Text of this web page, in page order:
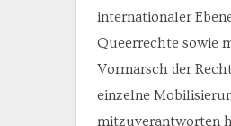
internationaler
Queerrechte sowie
Vormarsch der
einzelne
mitzuverantworten